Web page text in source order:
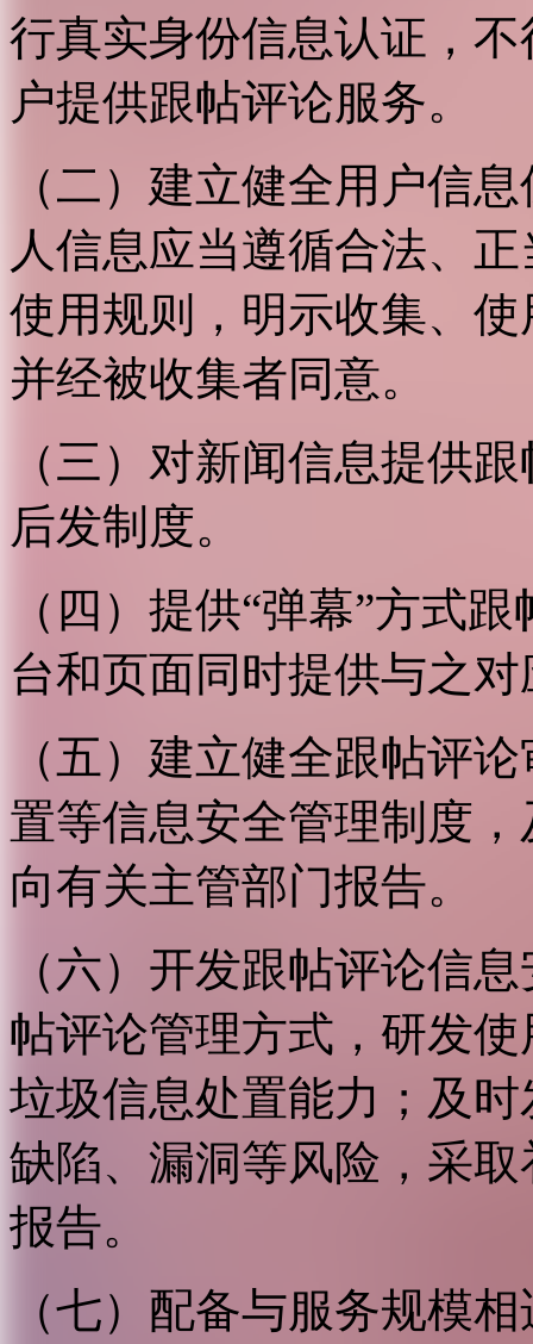
行真实身份信息认证，
户提供跟帖评论服务。
（二）建立健全用户信
人信息应当遵循合法、
使用规则，明示收集、
并经被收集者同意。
（三）对新闻信息提供
后发制度。
（四）提供“弹幕”方式
台和页面同时提供与之
（五）建立健全跟帖评
置等信息安全管理制度
向有关主管部门报告。
（六）开发跟帖评论信
帖评论管理方式，研发
垃圾信息处置能力；及
缺陷、漏洞等风险，采
报告。
（七）配备与服务规模